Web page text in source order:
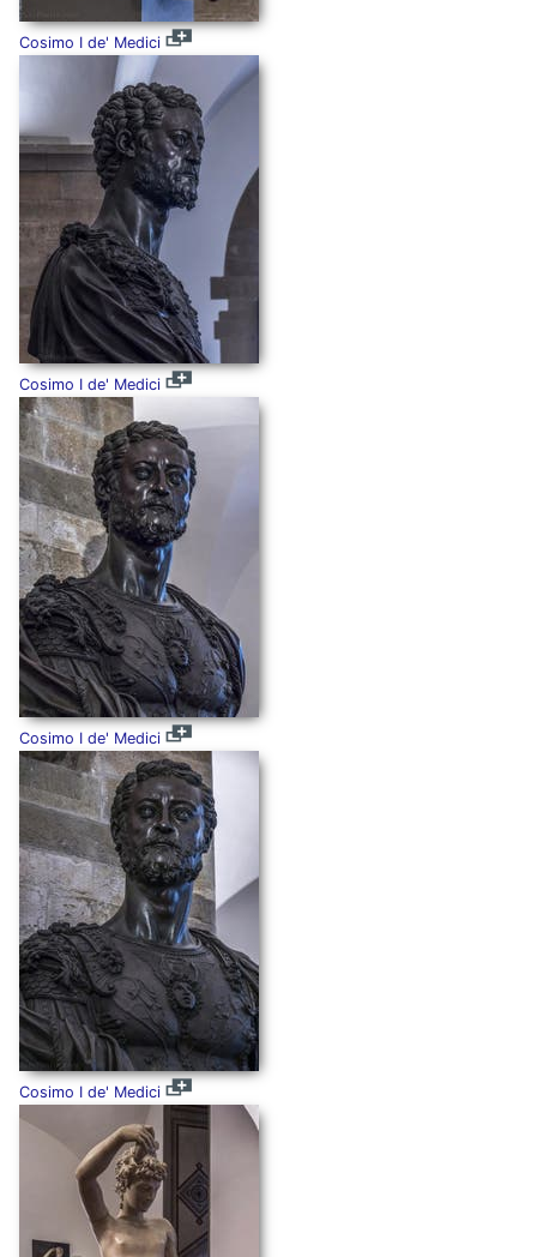
Cosimo I de' Medici
Cosimo I de' Medici
Cosimo I de' Medici
Cosimo I de' Medici